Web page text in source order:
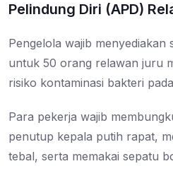
Pelindung Diri (APD)
Pengelola wajib menyediakan
untuk 50 orang relawan juru
risiko kontaminasi bakteri
Para pekerja wajib
penutup kepala putih rapat,
tebal, serta memakai sepatu